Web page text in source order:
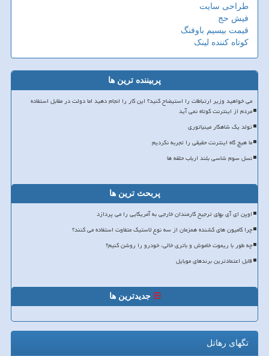
طراحی سایت
فیش حج
قیمت بیسیم باوفنگ
کوتاه کننده لینک
پربیننده ترین ها
می خواهید وزیر ارتباطات را استیضاح کنید؟ این کار را انجام دهید اما دولت در مقابل استفاده
مردم از اینترنت کوتاه نمی آید
تولد یک شاهکار مینیاتوری
ما هیچ گاه اینترنت حقیقی را تجربه نکردیم
نسل سوم شاسی بلند ارباب حلقه ها
پربحث ترین ها
اوپن ای آی بهای ترجیح کارمندان خارجی به آمریکایی را می پردازد
چرا کامیون های کشنده همزمان از سه نوع لاستیک متفاوت استفاده می کنند؟
چه طور با ریموت خاموش و باتری خالی، خودرو را روشن کنیم؟
قابل اعتمادترین برندهای موبایل
جدیدترین ها
تگهای رهاتل